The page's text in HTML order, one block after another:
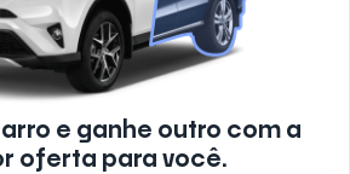
e ganhe outro com a
oferta para você.